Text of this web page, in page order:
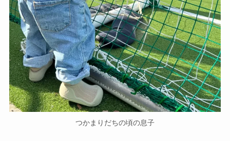
つかまりだちの頃の息子